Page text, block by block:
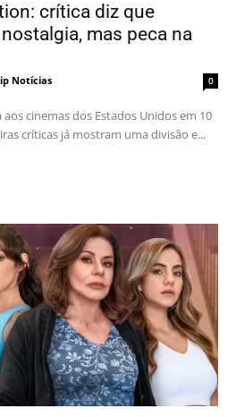
crítica diz que
mas peca na
Notícias 0
cinemas dos Estados Unidos em 10
críticas já mostram uma divisão e...